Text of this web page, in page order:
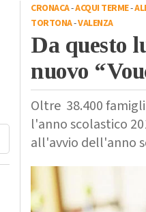
CRONACA-ACQUI TERME-
TORTONA-VALENZA
Da questo
nuovo
Oltre 38.400
l'anno scolastico
all'avvio dell'anno